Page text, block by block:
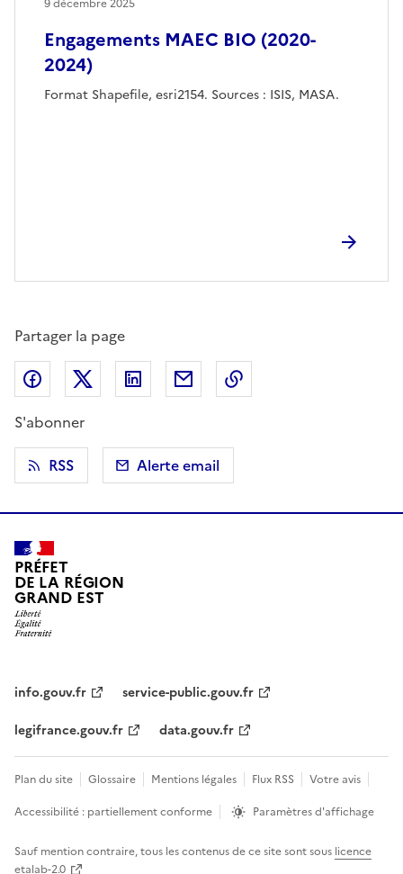
Engagements MAEC BIO (2020-
2024)
Format Shapefile, esri2154. Sources : ISIS, MASA.
Partager la page
Partager sur Facebook
Partager sur X (anciennement Twitter)
Partager sur LinkedIn
Partager par email
S'abonner
RSS
Alerte email
PRÉFET
DE LA RÉGION
GRAND EST
info.gouv.fr
service-public.gouv.fr
legifrance.gouv.fr
data.gouv.fr
Plan du site Glossaire Mentions légales Flux RSS
Votre avis
Accessibilité : partiellement conforme
Paramètres d'affichage
Sauf mention contraire, tous les contenus de ce site sont sous licence
etalab-2.0